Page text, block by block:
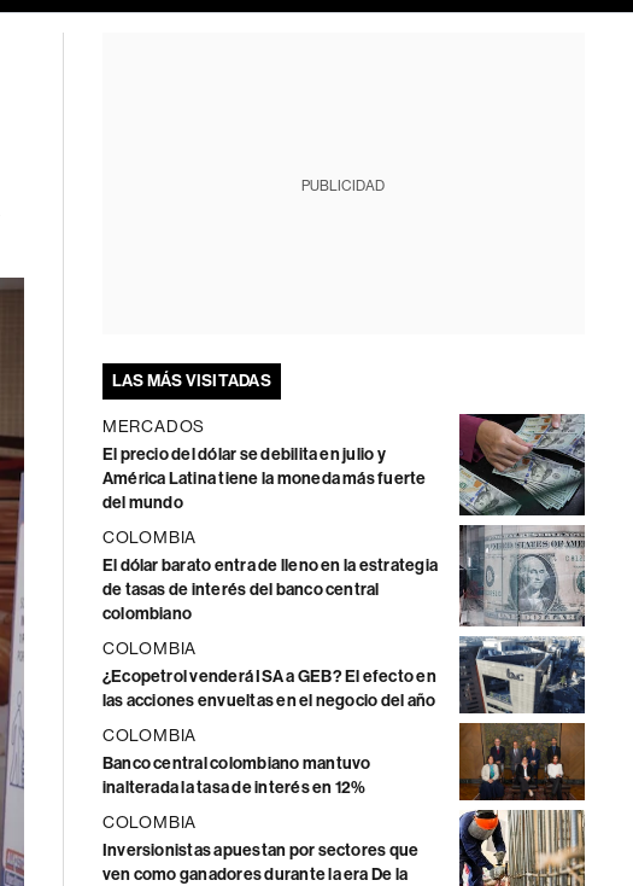
PUBLICIDAD
LAS MÁS VISITADAS
MERCADOS
El precio del dólar se debilita en julio y
América Latina tiene la moneda más fuerte
del mundo
COLOMBIA
El dólar barato entra de lleno en la estrategia
de tasas de interés del banco central
colombiano
COLOMBIA
¿Ecopetrol venderá ISA a GEB? El efecto en
las acciones envueltas en el negocio del año
COLOMBIA
Banco central colombiano mantuvo
inalterada la tasa de interés en 12%
COLOMBIA
Inversionistas apuestan por sectores que
ven como ganadores durante la era De la